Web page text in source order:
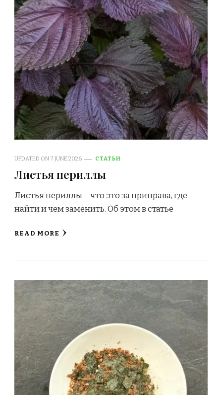
UPDATED ON 7 JUNE 2026 СТАТЬИ
Листья периллы
Листья периллы – что это за приправа, где
найти и чем заменить. Об этом в статье
READ MORE